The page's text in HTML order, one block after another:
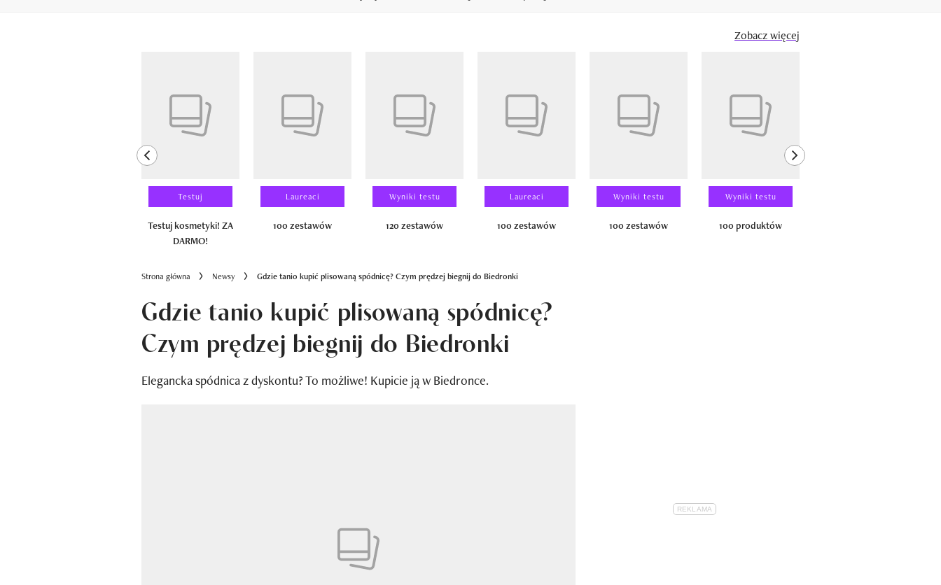
Zobacz więcej
previous element
Testuj
Testuj kosmetyki! ZA
DARMO!
Laureaci
100 zestawów
Wyniki testu
120 zestawów
Laureaci
100 zestawów
Wyniki testu
100 zestawów
Wyniki testu
100 produktów
next element
Strona główna Newsy Gdzie tanio kupić plisowaną spódnicę? Czym prędzej biegnij do Biedronki
Gdzie tanio kupić plisowaną spódnicę?
Czym prędzej biegnij do Biedronki
Elegancka spódnica z dyskontu? To możliwe! Kupicie ją w Biedronce.